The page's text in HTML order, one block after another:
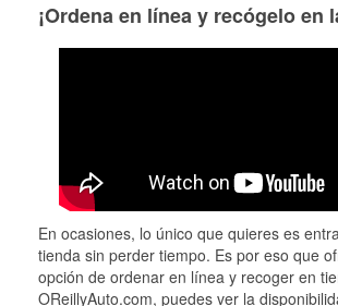
¡Ordena en línea y recógelo en
En ocasiones, lo único que quieres es
tienda sin perder tiempo. Es por eso que
opción de ordenar en línea y recoger en
OReillyAuto.com, puedes ver la